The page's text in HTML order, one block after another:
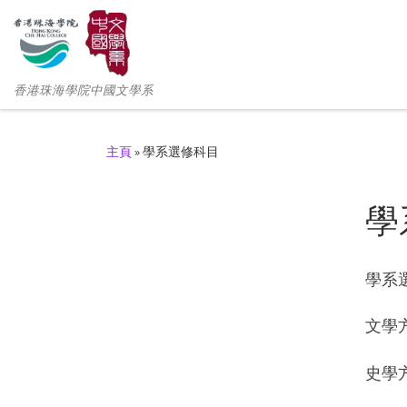
香港珠海學院中國文學系
主頁»學系選修科目
學
學系
文學
史學